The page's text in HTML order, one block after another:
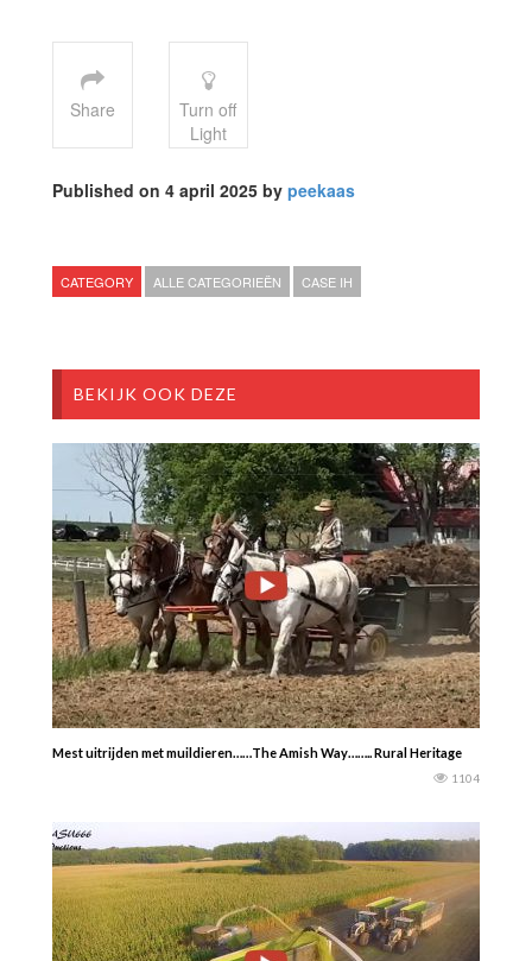
Share
Turn off
Light
Published on 4 april 2025 by peekaas
CATEGORY ALLE CATEGORIEËN CASE IH
BEKIJK OOK DEZE
Mest uitrijden met muildieren……The Amish Way…….. Rural Heritage
1104